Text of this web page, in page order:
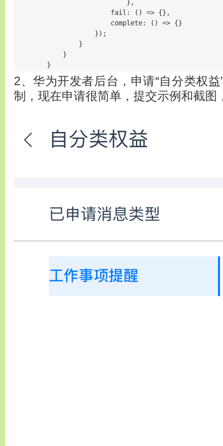
                            },
                        fail: () => {},
                        complete: () => {}
                    });
                }
            }
        }
2、华为开发者后台，申请“自分类权
制，现在申请很简单，提交示例和截图